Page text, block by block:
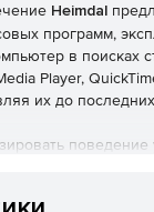
Heimdal
программ,
в поисках
Player,
их до